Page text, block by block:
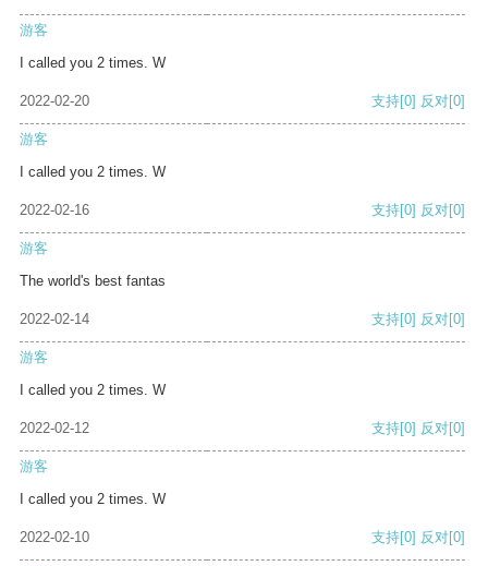
游客
I called you 2 times. W
2022-02-20 支持[0] 反对[0]
游客
I called you 2 times. W
2022-02-16 支持[0] 反对[0]
游客
The world's best fantas
2022-02-14 支持[0] 反对[0]
游客
I called you 2 times. W
2022-02-12 支持[0] 反对[0]
游客
I called you 2 times. W
2022-02-10 支持[0] 反对[0]